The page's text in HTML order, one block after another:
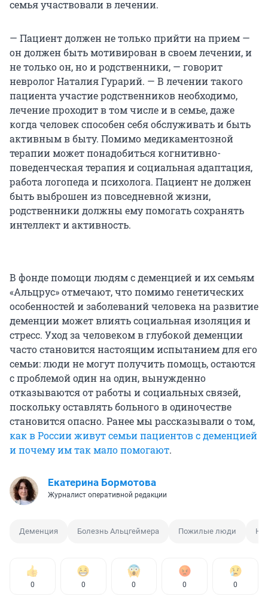
семья участвовали в лечении.
— Пациент должен не только прийти на прием —
он должен быть мотивирован в своем лечении, и
не только он, но и родственники, — говорит
невролог Наталия Гурарий. — В лечении такого
пациента участие родственников необходимо,
лечение проходит в том числе и в семье, даже
когда человек способен себя обслуживать и быть
активным в быту. Помимо медикаментозной
терапии может понадобиться когнитивно-
поведенческая терапия и социальная адаптация,
работа логопеда и психолога. Пациент не должен
быть выброшен из повседневной жизни,
родственники должны ему помогать сохранять
интеллект и активность.
В фонде помощи людям с деменцией и их семьям
«Альцрус» отмечают, что помимо генетических
особенностей и заболеваний человека на развитие
деменции может влиять социальная изоляция и
стресс. Уход за человеком в глубокой деменции
часто становится настоящим испытанием для его
семьи: люди не могут получить помощь, остаются
с проблемой один на один, вынужденно
отказываются от работы и социальных связей,
поскольку оставлять больного в одиночестве
становится опасно. Ранее мы рассказывали о том,
как в России живут семьи пациентов с деменцией
и почему им так мало помогают.
Екатерина Бормотова
Журналист оперативной редакции
Деменция Болезнь Альцгеймера Пожилые люди
0 0 0 0 0